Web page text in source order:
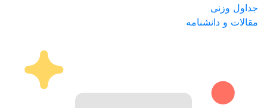
جداول وزنی
مقالات و دانشنامه